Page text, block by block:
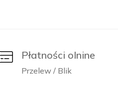
Płatności olnine
Przelew / Blik